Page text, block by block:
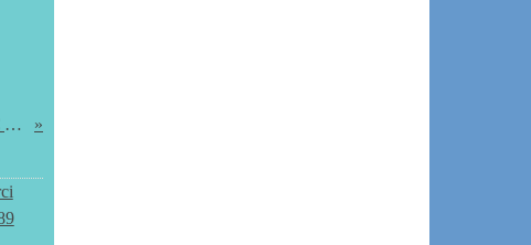
Petit point sur l'échange ATC Automne